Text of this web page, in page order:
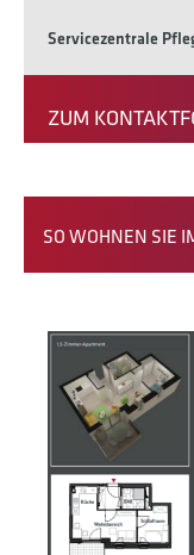
Servicezentrale
ZUM
SO WOHNEN SIE